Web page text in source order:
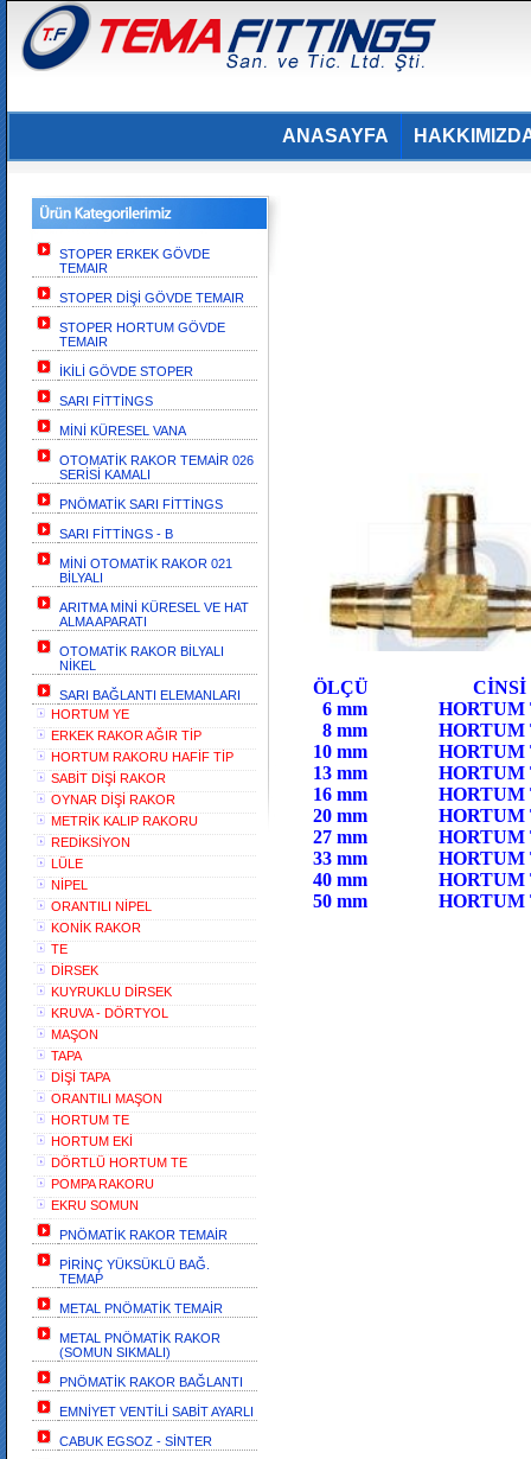
ANASAYFA
STOPER ERKEK GÖVDE
TEMAIR
STOPER DİŞİ GÖVDE TEMAIR
STOPER HORTUM GÖVDE
TEMAIR
İKİLİ GÖVDE STOPER
SARI FİTTİNGS
MİNİ KÜRESEL VANA
OTOMATİK RAKOR TEMAİR 026
SERİSİ KAMALI
PNÖMATİK SARI FİTTİNGS
SARI FİTTİNGS - B
MİNİ OTOMATİK RAKOR 021
BİLYALI
ARITMA MİNİ KÜRESEL VE HAT
ALMA APARATI
OTOMATİK RAKOR BİLYALI
NİKEL
SARI BAĞLANTI ELEMANLARI
HORTUM YE
ERKEK RAKOR AĞIR TİP
HORTUM RAKORU HAFİF TİP
SABİT DİŞİ RAKOR
OYNAR DİŞİ RAKOR
METRİK KALIP RAKORU
REDİKSİYON
LÜLE
NİPEL
ORANTILI NİPEL
KONİK RAKOR
TE
DİRSEK
KUYRUKLU DİRSEK
KRUVA - DÖRTYOL
MAŞON
TAPA
DİŞİ TAPA
ORANTILI MAŞON
HORTUM TE
HORTUM EKİ
DÖRTLÜ HORTUM TE
POMPA RAKORU
EKRU SOMUN
PNÖMATİK RAKOR TEMAİR
PİRİNÇ YÜKSÜKLÜ BAĞ.
TEMAP
METAL PNÖMATİK TEMAİR
METAL PNÖMATİK RAKOR
(SOMUN SIKMALI)
PNÖMATİK RAKOR BAĞLANTI
EMNİYET VENTİLİ SABİT AYARLI
CABUK EGSOZ - SİNTER
6 mm
8 mm
10 mm
13 mm
16 mm
20 mm
27 mm
33 mm
40 mm HORTUM
50 mm HORTUM